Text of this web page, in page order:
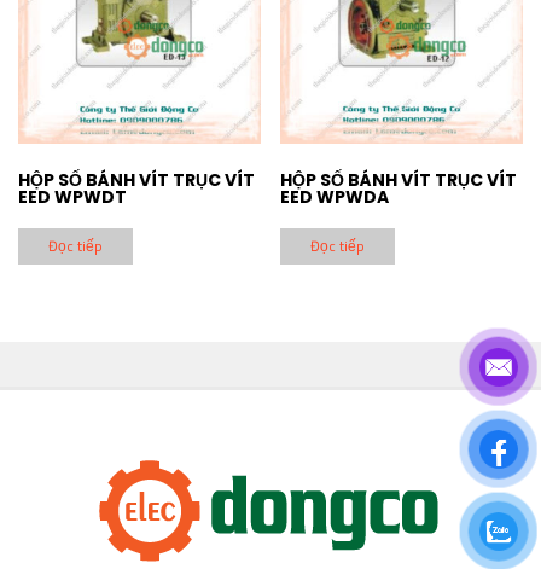
HỘP SỐ BÁNH VÍT TRỤC VÍT
EED WPWDT
Đọc tiếp
HỘP SỐ BÁNH VÍT TRỤC VÍT
EED WPWDA
Đọc tiếp